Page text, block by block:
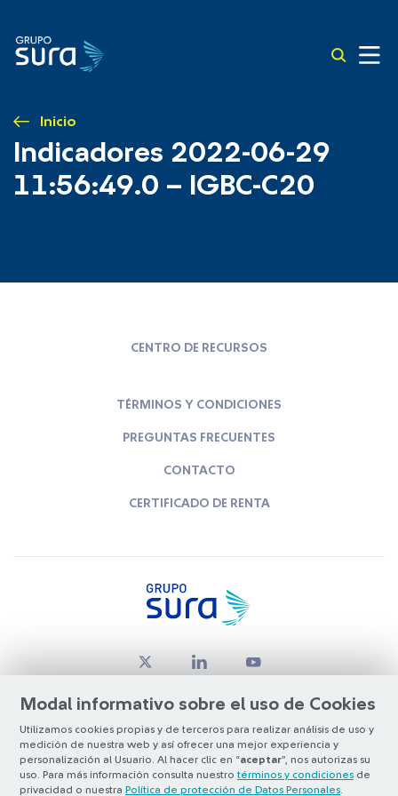
Inicio
Indicadores 2022-06-29
11:56:49.0 – IGBC-C20
Modal informativo sobre el uso de Cookies
Utilizamos cookies propias y de terceros para realizar análisis de uso y
medición de nuestra web y así ofrecer una mejor experiencia y
personalización al Usuario. Al hacer clic en “aceptar”, nos autorizas su
uso. Para más información consulta nuestro términos y condiciones de
privacidad o nuestra Política de protección de Datos Personales
CENTRO DE RECURSOS
TÉRMINOS Y CONDICIONES
PREGUNTAS FRECUENTES
CONTACTO
CERTIFICADO DE RENTA
© Copyright Grupo SURA 2026